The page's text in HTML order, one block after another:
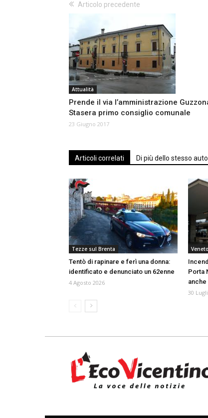
Articolo precedente
Attualità
Prende il via l’amministrazione
Stasera primo consiglio comunale
23 Giugno 2017
Articoli correlati Di più dello stesso
Tezze sul Brenta
Tentò di rapinare e ferì una donna:
identificato e denunciato un 62enne
4 Agosto 2026
Veneto
Porta
30